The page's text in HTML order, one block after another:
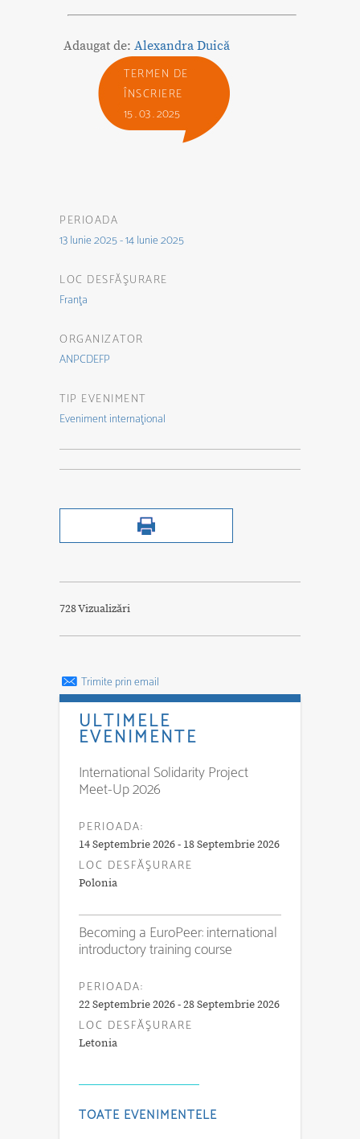
Adaugat de: Alexandra Duică
TERMEN DE
ÎNSCRIERE
15 . 03 . 2025
PERIOADA
13 Iunie 2025 - 14 Iunie 2025
LOC DESFĂŞURARE
Franţa
ORGANIZATOR
ANPCDEFP
TIP EVENIMENT
Eveniment internaţional
728 Vizualizări
Trimite prin email
ULTIMELE
EVENIMENTE
International Solidarity Project
Meet-Up 2026
PERIOADA:
14 Septembrie 2026 - 18 Septembrie 2026
LOC DESFĂŞURARE
Polonia
Becoming a EuroPeer: international
introductory training course
PERIOADA:
22 Septembrie 2026 - 28 Septembrie 2026
LOC DESFĂŞURARE
Letonia
TOATE EVENIMENTELE